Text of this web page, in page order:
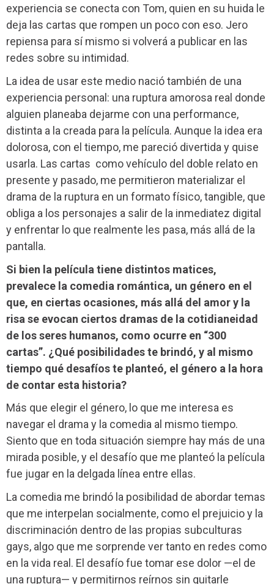
experiencia se conecta con Tom, quien en su huida le
deja las cartas que rompen un poco con eso. Jero
repiensa para sí mismo si volverá a publicar en las
redes sobre su intimidad.
La idea de usar este medio nació también de una
experiencia personal: una ruptura amorosa real donde
alguien planeaba dejarme con una performance,
distinta a la creada para la película. Aunque la idea era
dolorosa, con el tiempo, me pareció divertida y quise
usarla. Las cartas como vehículo del doble relato en
presente y pasado, me permitieron materializar el
drama de la ruptura en un formato físico, tangible, que
obliga a los personajes a salir de la inmediatez digital
y enfrentar lo que realmente les pasa, más allá de la
pantalla.
Si bien la película tiene distintos matices,
prevalece la comedia romántica, un género en el
que, en ciertas ocasiones, más allá del amor y la
risa se evocan ciertos dramas de la cotidianeidad
de los seres humanos, como ocurre en “300
cartas”. ¿Qué posibilidades te brindó, y al mismo
tiempo qué desafíos te planteó, el género a la hora
de contar esta historia?
Más que elegir el género, lo que me interesa es
navegar el drama y la comedia al mismo tiempo.
Siento que en toda situación siempre hay más de una
mirada posible, y el desafío que me planteó la película
fue jugar en la delgada línea entre ellas.
La comedia me brindó la posibilidad de abordar temas
que me interpelan socialmente, como el prejuicio y la
discriminación dentro de las propias subculturas
gays, algo que me sorprende ver tanto en redes como
en la vida real. El desafío fue tomar ese dolor —el de
una ruptura— y permitirnos reírnos sin quitarle